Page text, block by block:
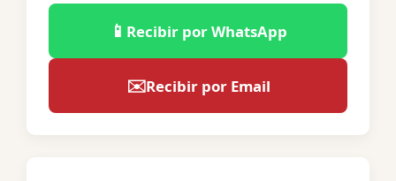
📱 Recibir por WhatsApp
✉️Recibir por Email